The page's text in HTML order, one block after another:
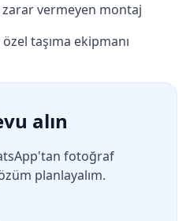
vermeyen montaj
taşıma ekipmanı
alın
fotoğraf
planlayalım.